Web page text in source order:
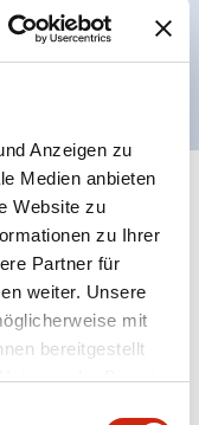
Anzeigen zu
Medien anbieten
Website zu
zu Ihrer
Partner für
weiter. Unsere
mit
bereitgestellt
der Dienste
zugelassen und
Alle erweitern